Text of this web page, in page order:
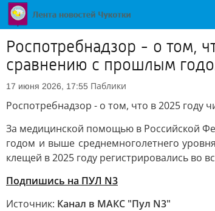
Роспотребнадзор - о том,
сравнению с прошлым
17 июня 2026, 17:55 Паблики
Роспотребнадзор - о том, что в 2025
За медицинской помощью в Российской
годом и выше среднемноголетнего
клещей в 2025 году регистрировались во
Подпишись на ПУЛ N3
Источник: Канал в МАКС "Пул N3"